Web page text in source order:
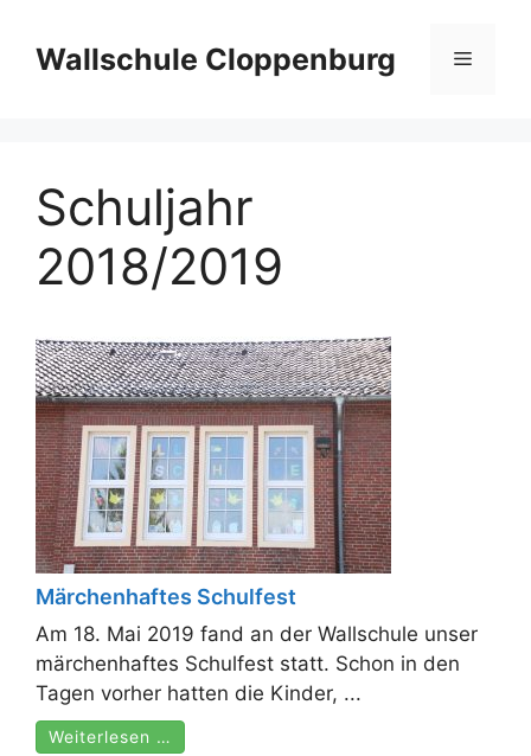
Inhalt
springen
Wallschule Cloppenburg Menü
Schuljahr
2018/2019
Märchenhaftes Schulfest
Am 18. Mai 2019 fand an der Wallschule unser
märchenhaftes Schulfest statt. Schon in den
Tagen vorher hatten die Kinder, ...
Weiterlesen …